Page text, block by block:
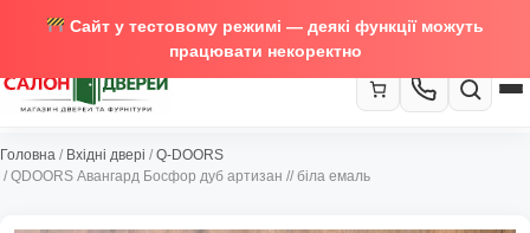
Сайт у тестовому режимі — деякі функції можуть
працювати некоректно
067-370-89-35
067-489-58-29
Головна / Вхідні двері / Q-DOORS
/ QDOORS Авангард Босфор дуб артизан // біла емаль